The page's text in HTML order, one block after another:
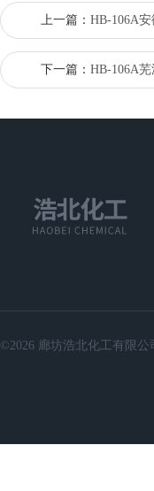
上一篇： HB-106A
下一篇： HB-106A
©2026 廊坊浩北化工有限公